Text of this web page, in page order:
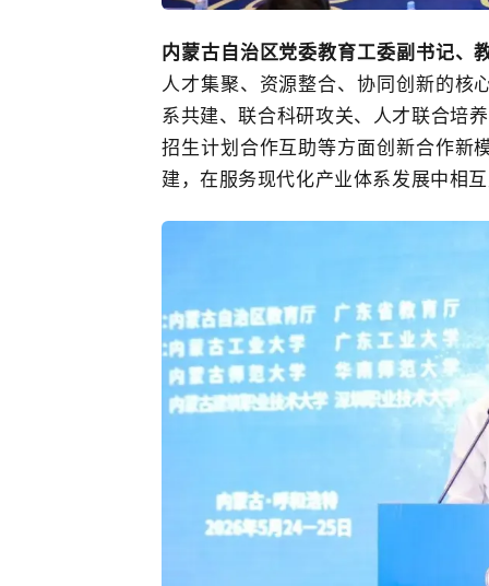
内蒙古自治区党委教育工委副书记、
人才集聚、资源整合、协同创新的核
系共建、联合科研攻关、人才联合培
招生计划合作互助等方面创新合作新
建，在服务现代化产业体系发展中相